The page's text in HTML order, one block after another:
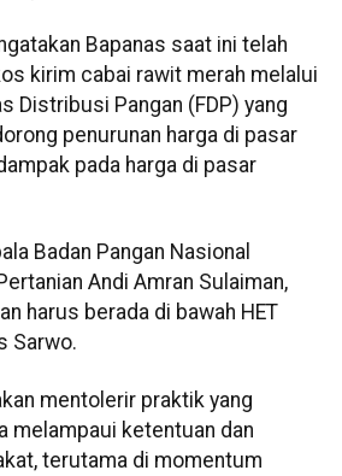
Bapanas saat ini telah
kirim cabai rawit merah melalui
Distribusi Pangan (FDP) yang
penurunan harga di pasar
pada harga di pasar
Badan Pangan Nasional
Andi Amran Sulaiman,
harus berada di bawah HET
Sarwo.
mentolerir praktik yang
melampaui ketentuan dan
terutama di momentum